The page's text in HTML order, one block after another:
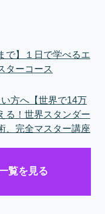
で】１日で学べるエ
ターコース
方へ【世界で14万
る！世界スタンダー
、完全マスター講座
覧を見る